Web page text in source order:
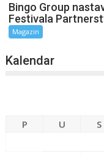
Bingo Group
Festivala
Magazin
Kalendar
P U S